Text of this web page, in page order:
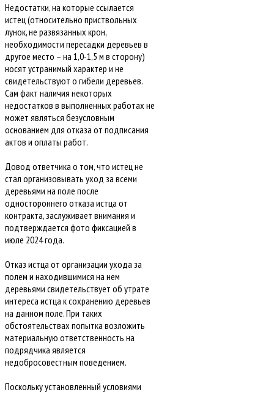
Недостатки, на которые ссылается
истец (относительно приствольных
лунок, не развязанных крон,
необходимости пересадки деревьев в
другое место – на 1,0-1,5 м в сторону)
носят устранимый характер и не
свидетельствуют о гибели деревьев.
Сам факт наличия некоторых
недостатков в выполненных работах не
может являться безусловным
основанием для отказа от подписания
актов и оплаты работ.
Довод ответчика о том, что истец не
стал организовывать уход за всеми
деревьями на поле после
одностороннего отказа истца от
контракта, заслуживает внимания и
подтверждается фото фиксацией в
июле 2024 года.
Отказ истца от организации ухода за
полем и находившимися на нем
деревьями свидетельствует об утрате
интереса истца к сохранению деревьев
на данном поле. При таких
обстоятельствах попытка возложить
материальную ответственность на
подрядчика является
недобросовестным поведением.
Поскольку установленный условиями